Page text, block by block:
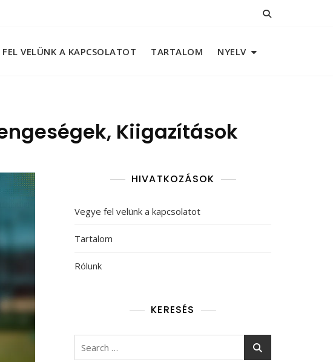
FEL VELÜNK A KAPCSOLATOT TARTALOM NYELV
Kiigazítások
HIVATKOZÁSOK
Vegye fel velünk a kapcsolatot
Tartalom
Rólunk
KERESÉS
Search